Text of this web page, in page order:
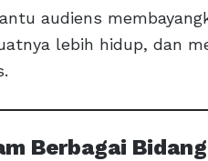
audiens
lebih hidup, dan
Berbagai Bidang